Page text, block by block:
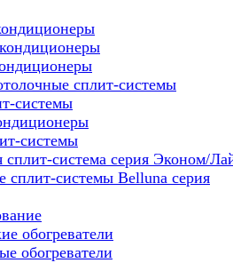
сплит-системы
системы
системы
сплит-система серия Эконом/
сплит-системы Belluna серия
обогреватели
обогреватели